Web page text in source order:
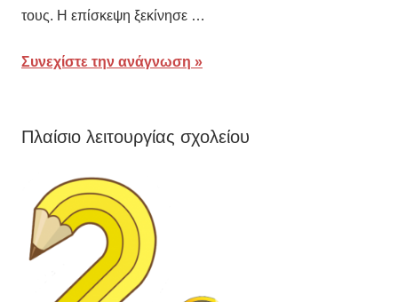
τους. Η επίσκεψη ξεκίνησε …
Συνεχίστε την ανάγνωση
Πλαίσιο λειτουργίας σχολείου